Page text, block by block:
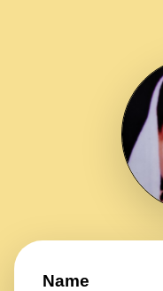
Name